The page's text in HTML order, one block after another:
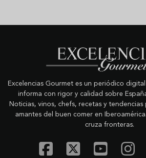
Excelencias Gourmet es un periódico
informa con rigor y calidad sobre
Noticias, vinos, chefs, recetas y
amantes del buen comer en
cruza fronteras.